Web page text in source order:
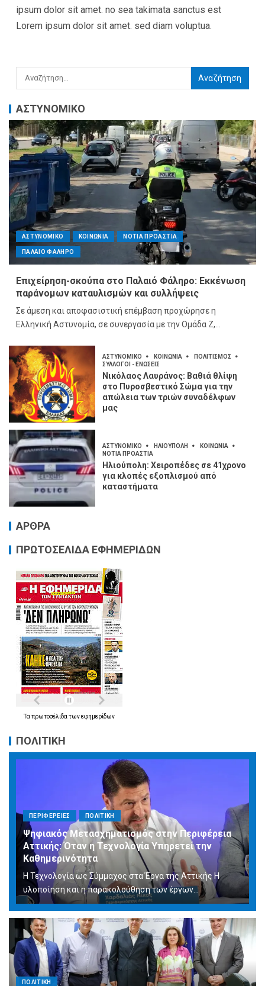
ipsum dolor sit amet. no sea takimata sanctus est
Lorem ipsum dolor sit amet. sed diam voluptua.
ΑΣΤΥΝΟΜΙΚΟ
ΑΣΤΥΝΟΜΙΚΟ ΚΟΙΝΩΝΙΑ ΝΟΤΙΑ ΠΡΟΑΣΤΙΑ
ΠΑΛΑΙΟ ΦΑΛΗΡΟ
Επιχείρηση-σκούπα στο Παλαιό Φάληρο: Εκκένωση
παράνομων καταυλισμών και συλλήψεις
Σε άμεση και αποφασιστική επέμβαση προχώρησε η
Ελληνική Αστυνομία, σε συνεργασία με την Ομάδα Ζ,...
ΑΣΤΥΝΟΜΙΚΟ ΚΟΙΝΩΝΙΑ
ΠΟΛΙΤΙΣΜΟΣ
ΣΥΛΛΟΓΟΙ - ΕΝΩΣΕΙΣ
Νικόλαος Λαυράνος: Βαθιά θλίψη
στο Πυροσβεστικό Σώμα για την
απώλεια των τριών συναδέλφων
μας
ΑΣΤΥΝΟΜΙΚΟ ΗΛΙΟΥΠΟΛΗ
ΚΟΙΝΩΝΙΑ
ΝΟΤΙΑ ΠΡΟΑΣΤΙΑ
Ηλιούπολη: Χειροπέδες σε 41χρονο
για κλοπές εξοπλισμού από
καταστήματα
ΑΡΘΡΑ
ΠΡΩΤΟΣΕΛΙΔΑ ΕΦΗΜΕΡΙΔΩΝ
Τα πρωτοσέλιδα τωνεφημερίδων
ΠΟΛΙΤΙΚΗ
ΠΕΡΙΦΕΡΕΙΕΣ ΠΟΛΙΤΙΚΗ
Ψηφιακός Μετασχηματισμός στην Περιφέρεια
Αττικής: Όταν η Τεχνολογία Υπηρετεί την
Καθημερινότητα
Η Τεχνολογία ως Σύμμαχος στα Έργα της Αττικής Η
υλοποίηση και η παρακολούθηση των έργων...
ΠΟΛΙΤΙΚΗ